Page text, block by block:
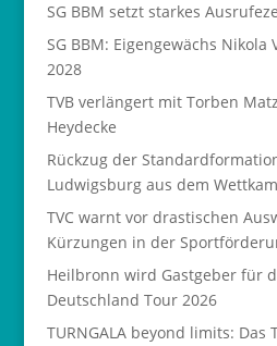
SG BBM setzt starkes
SG BBM: Eigengewächs
2028
TVB verlängert mit Torben
Heydecke
Rückzug der
Ludwigsburg aus dem
TVC warnt vor drastischen
Kürzungen in der
Heilbronn wird Gastgeber für
Deutschland Tour 2026
TURNGALA beyond limits: Das